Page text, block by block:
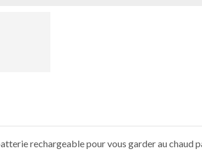
rechargeable pour vous garder au chaud